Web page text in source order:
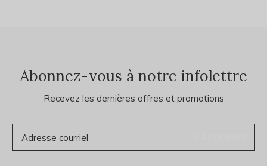
Abonnez-vous à notre infolettre
Recevez les dernières offres et promotions